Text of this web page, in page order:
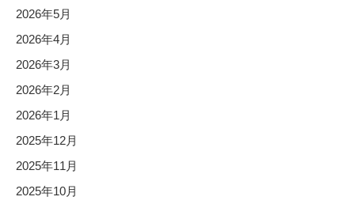
2026年5月
2026年4月
2026年3月
2026年2月
2026年1月
2025年12月
2025年11月
2025年10月